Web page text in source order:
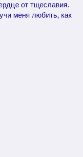
от тщеславия.
меня любить, как